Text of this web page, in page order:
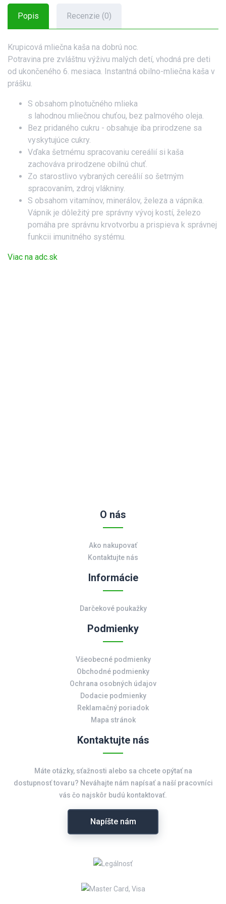
železo. Vápnik je dôležitý pre správny vývoj kostí, železo pomáha
pre správnu krvotvorbu a prispieva k správnej funkcii imunitného
S plnotučným mliekom
Bez palmového oleja
Obohatené o vitamíny a minerálne látky
Lahodná mliečna chuť
Popis Recenzie (0)
Krupicová mliečna kaša na dobrú noc.
Potravina pre zvláštnu výživu malých detí, vhodná pre deti
od ukončeného 6. mesiaca. Instantná obilno-mliečna kaša v
prášku.
S obsahom plnotučného mlieka
s lahodnou mliečnou chuťou, bez palmového oleja.
Bez pridaného cukru - obsahuje iba prirodzene sa
vyskytujúce cukry.
Vďaka šetrnému spracovaniu cereálií si kaša
zachováva prirodzene obilnú chuť.
Zo starostlivo vybraných cereálií so šetrným
spracovaním, zdroj vlákniny.
S obsahom vitamínov, minerálov, železa a vápnika.
Vápnik je dôležitý pre správny vývoj kostí, železo
pomáha pre správnu krvotvorbu a prispieva k správnej
funkcii imunitného systému.
Viac na adc.sk
O nás
Ako nakupovať
Kontaktujte nás
Informácie
Darčekové poukažky
Podmienky
Všeobecné podmienky
Obchodné podmienky
Ochrana osobných údajov
Dodacie podmienky
Reklamačný poriadok
Mapa stránok
Kontaktujte nás
Máte otázky, sťažnosti alebo sa chcete opýtať na
dostupnosť tovaru? Neváhajte nám napísať a naší pracovníci
vás čo najskôr budú kontaktovať.
Napíšte nám